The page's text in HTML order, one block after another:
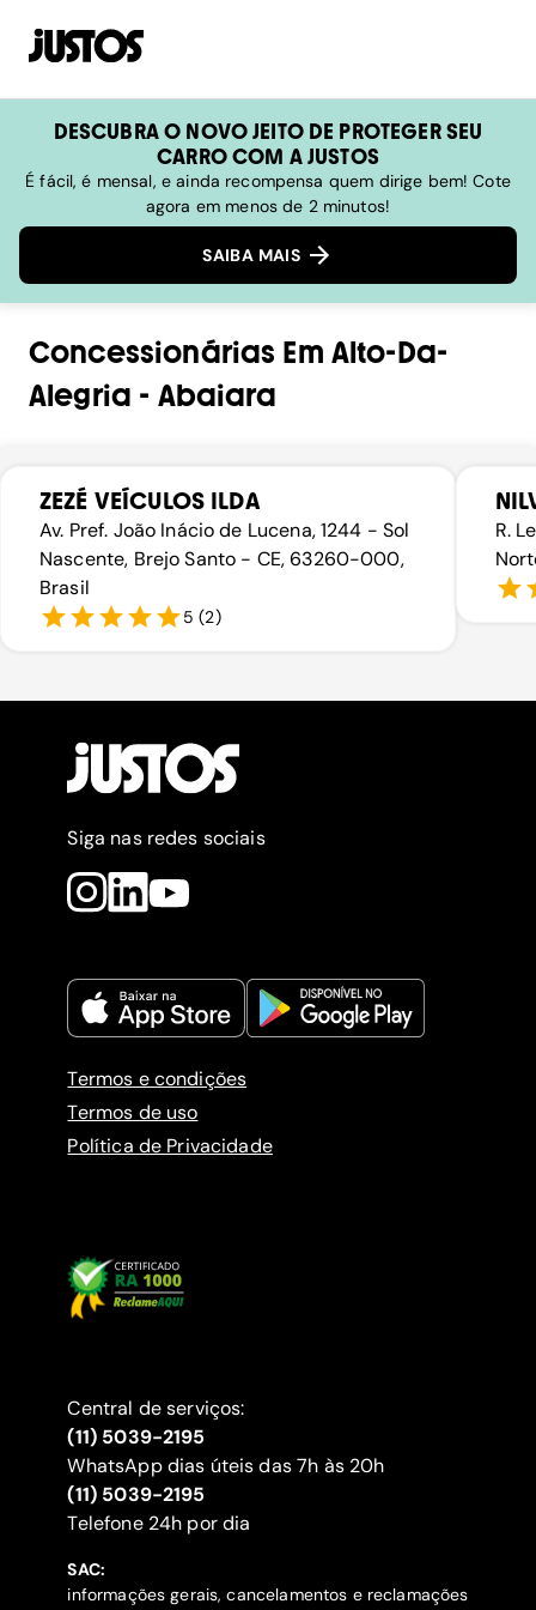
DESCUBRA O NOVO JEITO DE PROTEGER SEU
CARRO COM A JUSTOS
É fácil, é mensal, e ainda recompensa quem dirige bem! Cote
agora em menos de 2 minutos!
SAIBA MAIS
Concessionárias Em Alto-Da-
Alegria - Abaiara
ZEZÉ VEÍCULOS ILDA
Av. Pref. João Inácio de Lucena, 1244 - Sol
Nascente, Brejo Santo - CE, 63260-000,
Brasil
5 (2)
R.
Siga nas redes sociais
Termos e condições
Termos de uso
Política de Privacidade
Central de serviços:
(11) 5039-2195
WhatsApp dias úteis das 7h às 20h
(11) 5039-2195
‍Telefone 24h por dia
SAC:
informações gerais, cancelamentos e reclamações